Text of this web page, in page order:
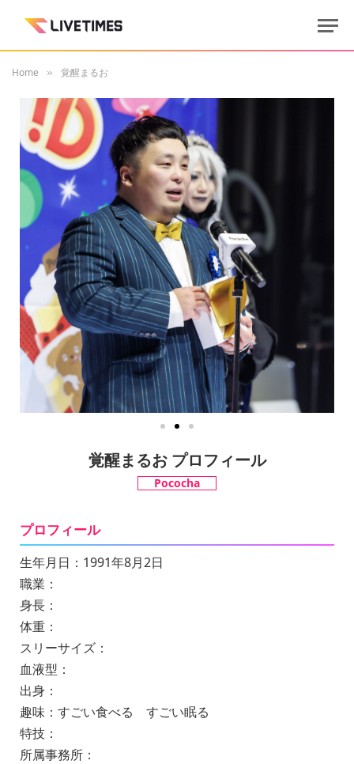
Home » 覚醒まるお
覚醒まるお プロフィール
Pococha
プロフィール
生年月日：1991年8月2日
職業：
身長：
体重：
スリーサイズ：
血液型：
出身：
趣味：すごい食べる すごい眠る
特技：
所属事務所：